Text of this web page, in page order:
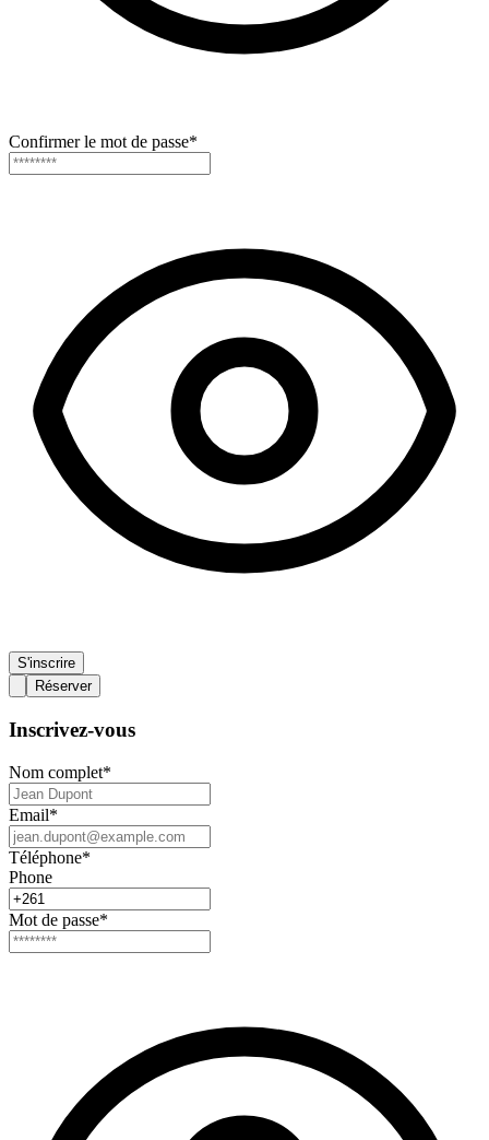
Confirmer le mot de passe*
S'inscrire
Réserver
Inscrivez-vous
Nom complet*
Email*
Téléphone*
Phone
Mot de passe*